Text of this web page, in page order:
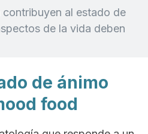
al estado de
de la vida deben
de ánimo
food